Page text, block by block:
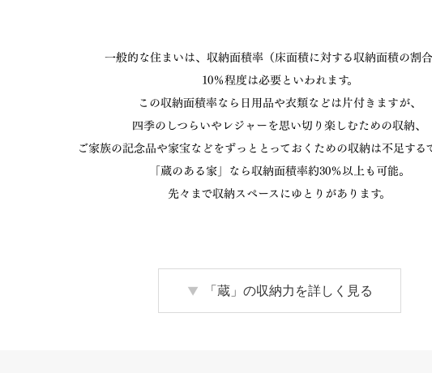
一般的な住まいは、収納面積率（床面積に対する収納面積の割
10％程度は必要といわれます。
この収納面積率なら日用品や衣類などは片付きますが、
四季のしつらいやレジャーを思い切り楽しむための収納、
ご家族の記念品や家宝などをずっととっておくための収納は不足する
「蔵のある家」なら収納面積率約30％以上も可能。
先々まで収納スペースにゆとりがあります。
「蔵」の収納力を詳しく見る